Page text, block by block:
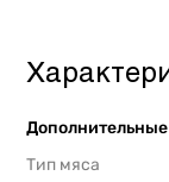
Тип мяса